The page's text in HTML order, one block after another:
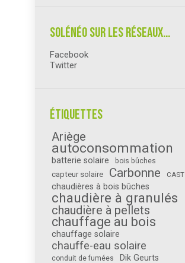
Solénéo sur les réseaux…
Facebook
Twitter
Étiquettes
Ariège
autoconsommation
batterie solaire bois bûches
capteur solaire Carbonne CAST
chaudières à bois bûches
chaudière à granulés
chaudière à pellets
chauffage au bois
chauffage solaire
chauffe-eau solaire
conduit de fumées Dik Geurts